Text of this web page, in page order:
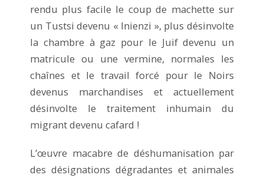
rendu plus facile le coup de machette sur
un Tustsi devenu « Inienzi », plus désinvolte
la chambre à gaz pour le Juif devenu un
matricule ou une vermine, normales les
chaînes et le travail forcé pour le Noirs
devenus marchandises et actuellement
désinvolte le traitement inhumain du
migrant devenu cafard !
L’œuvre macabre de déshumanisation par
des désignations dégradantes et animales